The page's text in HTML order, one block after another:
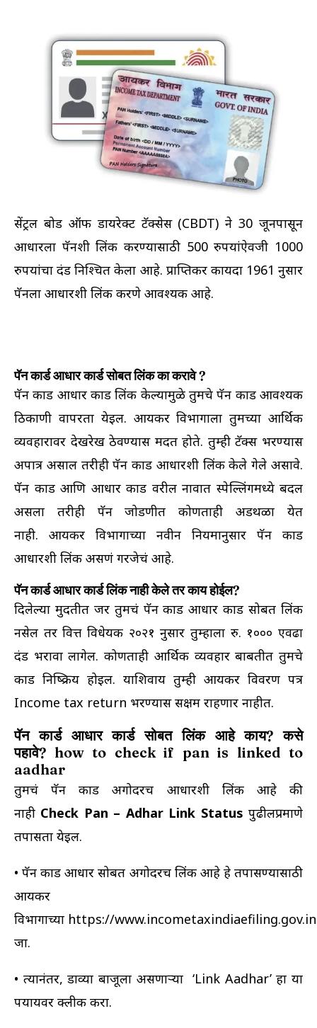
सेंट्रल बोर्ड ऑफ डायरेक्ट टॅक्सेस (CBDT) ने 30 जूनपासून
आधारला पॅनशी लिंक करण्यासाठी 500 रुपयांऐवजी 1000
रुपयांचा दंड निश्चित केला आहे. प्राप्तिकर कायदा 1961 नुसार
पॅनला आधारशी लिंक करणे आवश्यक आहे.
पॅन कार्ड आधार कार्ड सोबत लिंक का करावे ?
पॅन कार्ड आधार कार्ड लिंक केल्यामुळे तुमचे पॅन कार्ड आवश्यक
ठिकाणी वापरता येईल. आयकर विभागाला तुमच्या आर्थिक
व्यवहारावर देखरेख ठेवण्यास मदत होते. तुम्ही टॅक्स भरण्यास
अपात्र असाल तरीही पॅन कार्ड आधारशी लिंक केले गेले असावे.
पॅन कार्ड आणि आधार कार्ड वरील नावात स्पेल्लिंगमध्ये बदल
असला तरीही पॅन जोडणीत कोणताही अडथळा येत
नाही. आयकर विभागाच्या नवीन नियमानुसार पॅन कार्ड
आधारशी लिंक असणं गरजेचं आहे.
पॅन कार्ड आधार कार्ड लिंक नाही केले तर काय होईल?
दिलेल्या मुदतीत जर तुमचं पॅन कार्ड आधार कार्ड सोबत लिंक
नसेल तर वित्त विधेयक २०२१ नुसार तुम्हाला रु. १००० एवढा
दंड भरावा लागेल. कोणताही आर्थिक व्यवहार बाबतीत तुमचे
कार्ड निष्क्रिय होईल. याशिवाय तुम्ही आयकर विवरण पत्र
Income tax return भरण्यास सक्षम राहणार नाहीत.
पॅन कार्ड आधार कार्ड सोबत लिंक आहे काय? कसे
पहावे? how to check if pan is linked to
aadhar
तुमचं पॅन कार्ड अगोदरच आधारशी लिंक आहे की
नाही Check Pan – Adhar Link Status पुढीलप्रमाणे
तपासता येईल.
• पॅन कार्ड आधार सोबत अगोदरच लिंक आहे हे तपासण्यासाठी
आयकर
विभागाच्या https://www.incometaxindiaefiling.gov.in
जा.
• त्यानंतर, डाव्या बाजूला असणाऱ्या ‘Link Aadhar’ हा या
पर्यायवर क्लीक करा.